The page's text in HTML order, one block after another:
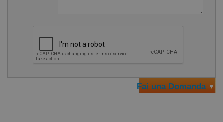
Fai una Domanda